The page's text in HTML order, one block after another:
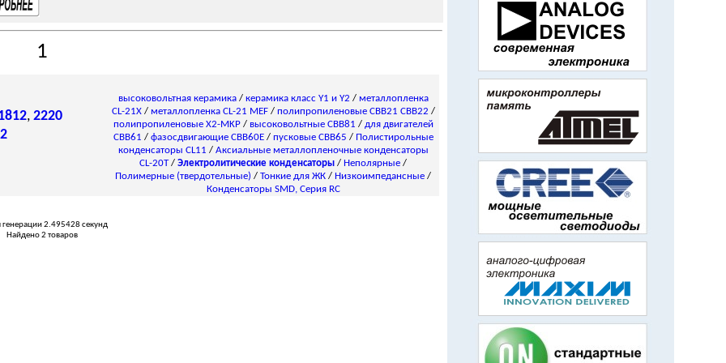
1
, 2220
высоковольтная керамика/ керамика класс Y1 и Y2 / металлопленка
CL-21X/ металлопленка CL-21 MEF/ полипропиленовые CBB21 CBB22 /
полипропиленовые X2-MKP/ высоковольтные CBB81 / для двигателей
CBB61 / фазосдвигающие CBB60E/ пусковые CBB65 / Полистирольные
конденсаторы СL11 / Аксиальные металлопленочные конденсаторы
CL-20T/ Электролитические конденсаторы / Неполярные /
Полимерные (твердотельные) / Тонкие для ЖК / Низкоимпедансные /
Конденсаторы SMD, Серия RC
генерации 2.495428 секунд
Найдено 2 товаров